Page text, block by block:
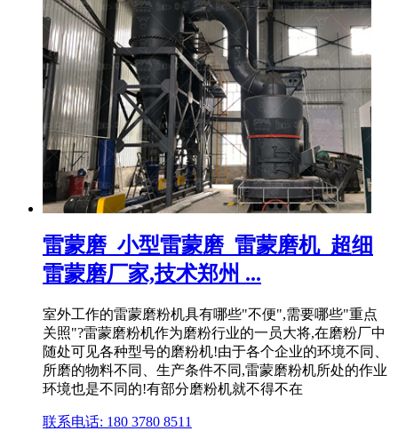
雷蒙磨_小型雷蒙磨_雷蒙磨机_超细
雷蒙磨厂家,技术郑州 ...
室外工作的雷蒙磨粉机具有哪些"不便",需要哪些"重点
关照"?雷蒙磨粉机作为磨粉行业的一员大将,在磨粉厂中
随处可见各种型号的磨粉机!由于各个企业的环境不同、
所磨的物料不同、生产条件不同,雷蒙磨粉机所处的作业
环境也是不同的!有部分磨粉机就不得不在
联系电话: 180 3780 8511